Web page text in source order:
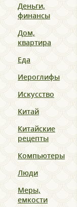
Деньги,
финансы
Дом,
квартира
Еда
Иероглифы
Искусство
Китай
Китайские
рецепты
Компьютеры
Люди
Меры,
емкости